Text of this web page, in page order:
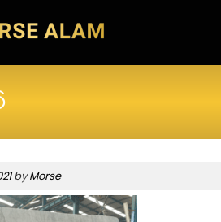
byMorse